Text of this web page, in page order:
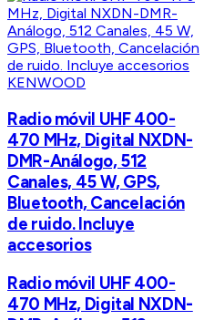
KENWOOD
Radio móvil UHF 400-
470 MHz, Digital NXDN-
DMR-Análogo, 512
Canales, 45 W, GPS,
Bluetooth, Cancelación
de ruido. Incluye
accesorios
Radio móvil UHF 400-
470 MHz, Digital NXDN-